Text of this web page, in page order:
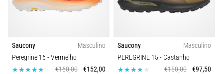
Mostrar
Saucony
Masculino
Peregrine 16 - Vermelho
€160,00
€152,00
Saucony
Masculino
PEREGRINE 15- Castanho
€150,00
€97,50